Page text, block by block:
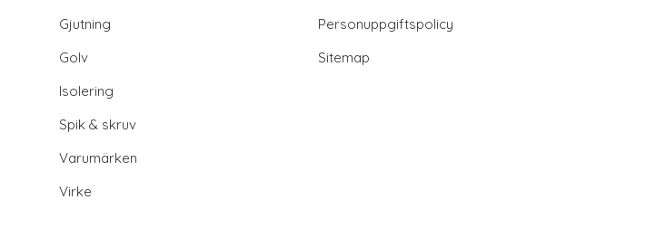
Gjutning
Golv
Isolering
Spik & skruv
Varumärken
Virke
Personuppgiftspolicy
Sitemap